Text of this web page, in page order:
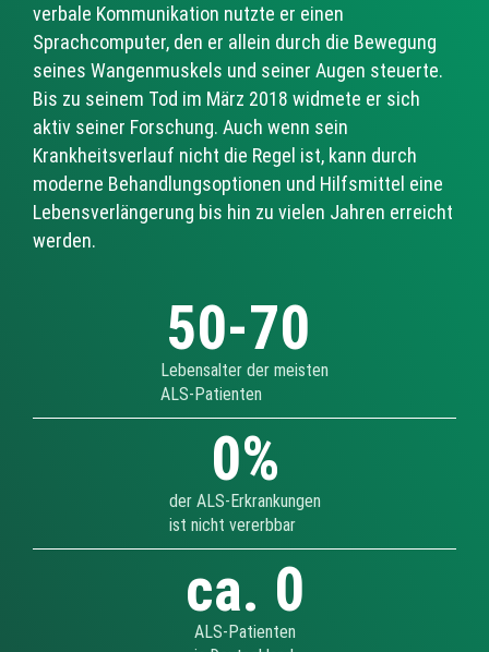
Lebensalter der meisten
ALS-Patienten
50-70
der ALS-Erkrankungen
ist nicht vererbbar
0%
ALS-Patienten
ca. 0
verbale Kommunikation nutzte er einen
Sprachcomputer, den er allein durch die Bewegung
seines Wangenmuskels und seiner Augen steuerte.
Bis zu seinem Tod im März 2018 widmete er sich
aktiv seiner Forschung. Auch wenn sein
Krankheitsverlauf nicht die Regel ist, kann durch
moderne Behandlungsoptionen und Hilfsmittel eine
Lebensverlängerung bis hin zu vielen Jahren erreicht
werden.